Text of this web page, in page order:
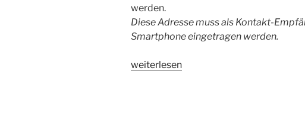
werden.
Diese Adresse muss als Kontakt-
Smartphone eingetragen werden.
„KWPBox
weiterlesen